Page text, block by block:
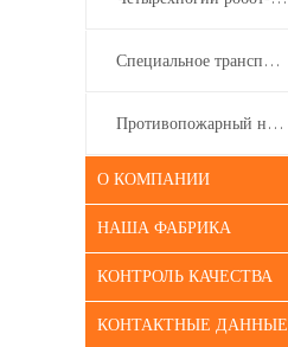
Специальное транспортное средство
Противопожарный насос
О КОМПАНИИ
НАША ФАБРИКА
КОНТРОЛЬ КАЧЕСТВА
КОНТАКТНЫЕ ДАННЫЕ